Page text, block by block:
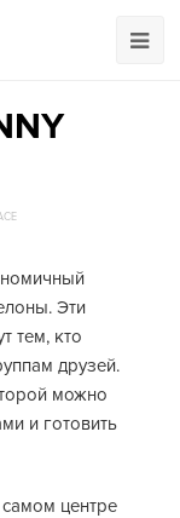
Эти
тем, кто
друзей.
можно
и готовить
центре